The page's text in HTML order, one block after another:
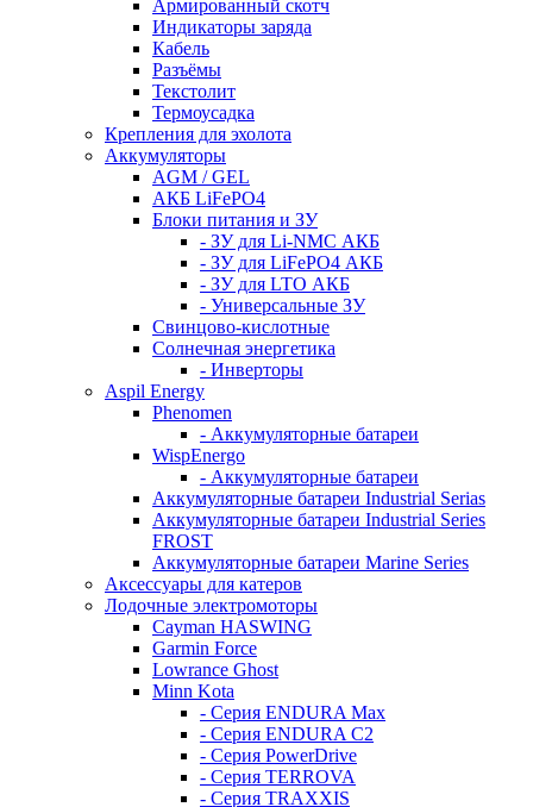
Армированный скотч
Индикаторы заряда
Кабель
Разъёмы
Текстолит
Термоусадка
Крепления для эхолота
Аккумуляторы
AGM / GEL
АКБ LiFePO4
Блоки питания и ЗУ
- ЗУ для Li-NMC АКБ
- ЗУ для LiFePO4 АКБ
- ЗУ для LTO АКБ
- Универсальные ЗУ
Свинцово-кислотные
Солнечная энергетика
- Инверторы
Aspil Energy
Phenomen
- Аккумуляторные батареи
WispEnergo
- Аккумуляторные батареи
Аккумуляторные батареи Industrial Serias
Аккумуляторные батареи Industrial Series
FROST
Аккумуляторные батареи Marine Series
Аксессуары для катеров
Лодочные электромоторы
Cayman HASWING
Garmin Force
Lowrance Ghost
Minn Kota
- Серия ENDURA Max
- Серия ENDURA C2
- Серия PowerDrive
- Серия TERROVA
- Серия TRAXXIS